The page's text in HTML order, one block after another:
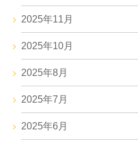
2025年11月
2025年10月
2025年8月
2025年7月
2025年6月